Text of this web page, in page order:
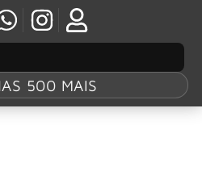
500 MAIS